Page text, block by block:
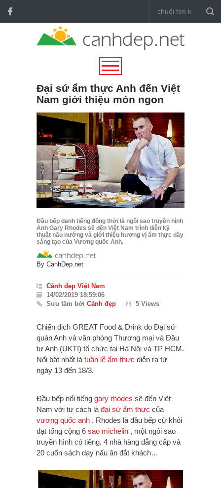
Đại sứ ẩm thực Anh đến Việt
Nam giới thiệu món ngon
Đầu bếp danh tiếng đồng thời là ngôi sao truyền hình
Anh Gary Rhodes sẽ đến Việt Nam trình diễn kỹ
thuật nấu nướng và giới thiệu hương vị ẩm thực đầy
sáng tạo của Vương quốc Anh.
By CanhDep.net
Cảnh đẹp Việt Nam
14/02/2019 18:59:06
Sưu tầm bởi Cảnh đẹp 5 Views
Chiến dịch GREAT Food & Drink do Đại sứ
quán Anh và văn phòng Thương mại và Đầu
tư Anh (UKTI) tổ chức tại Hà Nội và TP HCM.
Nổi bật nhất là tuần lễ ẩm thực diễn ra từ
ngày 13 đến 18/3.
Đầu bếp nổi tiếng gary rhodes sẽ đến Việt
Nam với tư cách là đại sứ ẩm thực của
vương quốc anh . Rhodes là đầu bếp cừ khôi
đạt tổng cộng 6 sao michelin , một ngôi sao
truyền hình có tiếng, 4 nhà hàng đẳng cấp và
20 cuốn sách dạy nấu ăn đắt khách…